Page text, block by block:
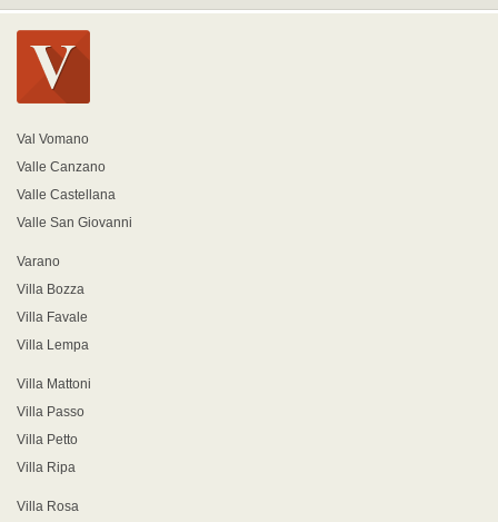
Val Vomano
Valle Canzano
Valle Castellana
Valle San Giovanni
Varano
Villa Bozza
Villa Favale
Villa Lempa
Villa Mattoni
Villa Passo
Villa Petto
Villa Ripa
Villa Rosa